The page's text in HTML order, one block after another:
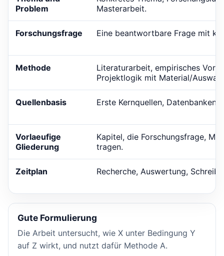
Problem
Masterarbeit.
Forschungsfrage Eine beantwortbare Frage mit
Methode
Literaturarbeit, empirisches
Projektlogik mit Material/
Quellenbasis Erste Kernquellen, Datenbanken
Vorlaeufige
Gliederung
Kapitel, die Forschungsfrage,
tragen.
Zeitplan Recherche, Auswertung,
Gute Formulierung
Die Arbeit untersucht, wie X unter Bedingung Y
auf Z wirkt, und nutzt dafür Methode A.